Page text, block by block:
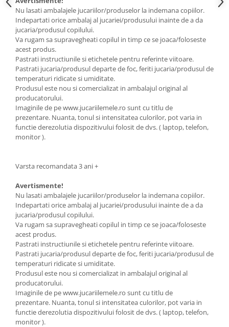
Nu lasati ambalajele jucariilor/produselor la indemana copiilor.
Indepartati orice ambalaj al jucariei/produsului inainte de a da
jucaria/produsul copilului.
Va rugam sa supravegheati copilul in timp ce se joaca/foloseste
acest produs.
Pastrati instructiunile si etichetele pentru referinte viitoare.
Pastrati jucaria/produsul departe de foc, feriti jucaria/produsul de
temperaturi ridicate si umiditate.
Produsul este nou si comercializat in ambalajul original al
producatorului.
Imaginile de pe www.jucariilemele.ro sunt cu titlu de
prezentare. Nuanta, tonul si intensitatea culorilor, pot varia in
functie derezolutia dispozitivului folosit de dvs. ( laptop, telefon,
monitor ).
Varsta recomandata 3 ani +
Avertismente!
Nu lasati ambalajele jucariilor/produselor la indemana copiilor.
Indepartati orice ambalaj al jucariei/produsului inainte de a da
jucaria/produsul copilului.
Va rugam sa supravegheati copilul in timp ce se joaca/foloseste
acest produs.
Pastrati instructiunile si etichetele pentru referinte viitoare.
Pastrati jucaria/produsul departe de foc, feriti jucaria/produsul de
temperaturi ridicate si umiditate.
Produsul este nou si comercializat in ambalajul original al
producatorului.
Imaginile de pe www.jucariilemele.ro sunt cu titlu de
prezentare. Nuanta, tonul si intensitatea culorilor, pot varia in
functie derezolutia dispozitivului folosit de dvs. ( laptop, telefon,
monitor ).